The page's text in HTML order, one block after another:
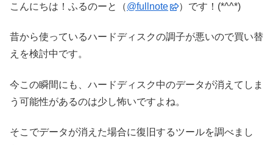
こんにちは！ふるのーと（@fullnote ）です！(*^^*)
昔から使っているハードディスクの調子が悪いので買い替
えを検討中です。
今この瞬間にも、ハードディスク中のデータが消えてしま
う可能性があるのは少し怖いですよね。
そこでデータが消えた場合に復旧するツールを調べまし